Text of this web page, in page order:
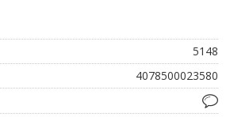
5148
4078500023580